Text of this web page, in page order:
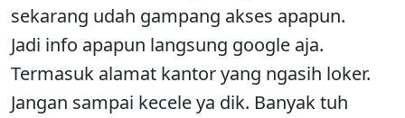
sekarang udah gampang akses apapun.
Jadi info apapun langsung google aja.
Termasuk alamat kantor yang ngasih loker.
Jangan sampai kecele ya dik. Banyak tuh